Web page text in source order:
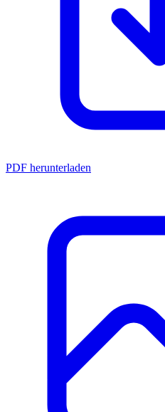
PDF herunterladen